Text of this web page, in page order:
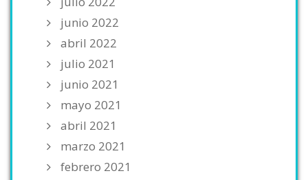
junio 2022
abril 2022
julio 2021
junio 2021
mayo 2021
abril 2021
marzo 2021
febrero 2021